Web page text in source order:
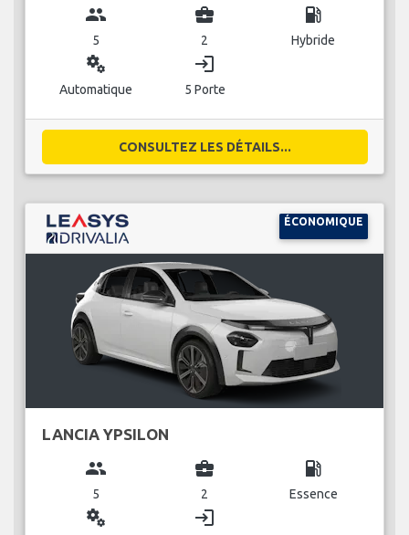
group
5
business_center
2
local_gas_station
Hybride
miscellaneous_services
Automatique
login
5 Porte
CONSULTEZ LES DÉTAILS...
ÉCONOMIQUE
LANCIA YPSILON
group
5
business_center
2
local_gas_station
Essence
miscellaneous_services login